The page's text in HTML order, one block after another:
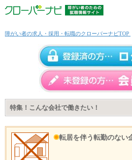
障がい者の求人・採用・転職のクローバーナビTOP
特集！こんな会社で働きたい！
転居を伴う転勤のない